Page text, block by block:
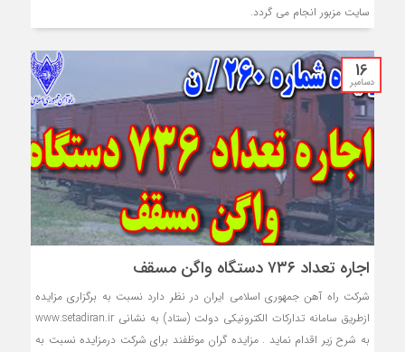
سايت مزبور انجام مي گردد.
16
دسامبر
اجاره تعداد ۷۳۶ دستگاه واگن مسقف
شركت راه آهن جمهوری اسلامی ایران در نظر دارد نسبت به برگزاری مزایده
ازطريق سامانه تدارکات الکترونيکي دولت (ستاد) به نشاني www.setadiran.ir
به شرح زیر اقدام نماید . مزایده گران موظفند براي شرکت درمزایده نسبت به